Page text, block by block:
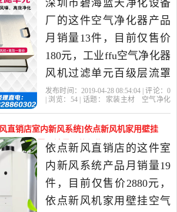
货。
深圳市碧海蓝天净化设备
厂的这件空气净化器产品
月销量13件，目前仅售价
180元，工业ffu空气净化器
风机过滤单元百级层流罩
无尘工作台洁净棚厂家是
化设备厂精选家装主材当
中性价比很高的空气净化
器，由广东 深圳发货。
发布时间：2019-04-28 08:54:04 | 评论： 0
| 浏览： 54| 话题： 家装主材
空气净化
直销店室内新风系统]依点新风机家用壁挂
器除甲醛雾月销量19件仅售2880元
依点新风直销店的这件室
内新风系统产品月销量19
件，目前仅售价2880元，
依点新风机家用壁挂空气